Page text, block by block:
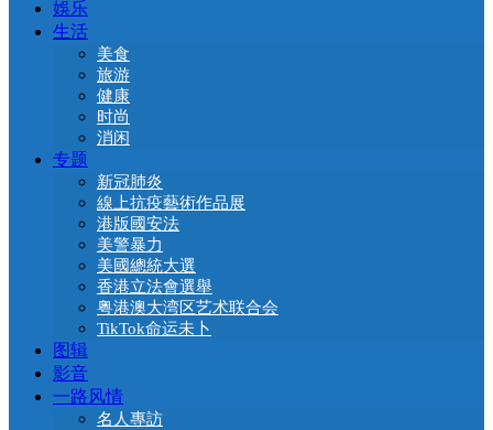
娛乐
生活
美食
旅游
健康
时尚
消闲
专题
新冠肺炎
線上抗疫藝術作品展
港版國安法
美警暴力
美國總統大選
香港立法會選舉
粤港澳大湾区艺术联合会
TikTok命运未卜
图辑
影音
一路风情
名人專訪